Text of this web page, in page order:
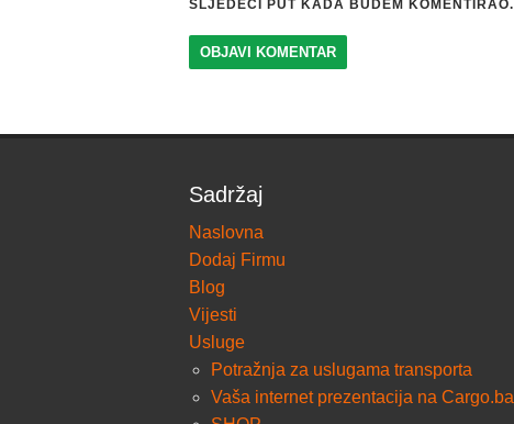
SLJEDEĆI PUT KADA BUDEM KOMENTIRAO.
Sadržaj
Naslovna
Dodaj Firmu
Blog
Vijesti
Usluge
Potražnja za uslugama transporta
Vaša internet prezentacija na Cargo.ba